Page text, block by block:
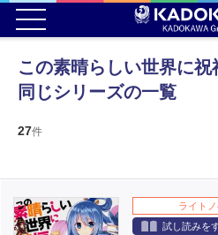
この素晴らしい世界に
同じシリーズの一覧
27件
ライト
試し読みを